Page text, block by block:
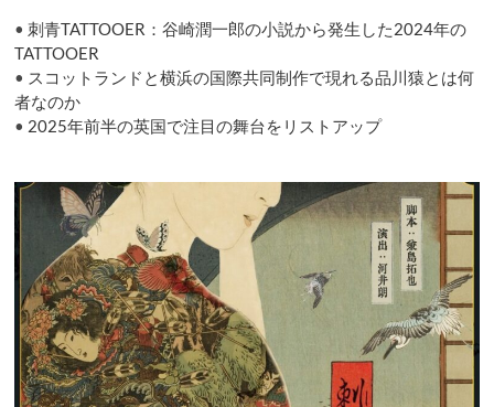
Between”
•刺青TATTOOER：谷崎潤一郎の小説から発生した2024年の
TATTOOER
• スコットランドと横浜の国際共同制作で現れる品川猿とは何
者なのか
• 2025年前半の英国で注目の舞台をリストアップ